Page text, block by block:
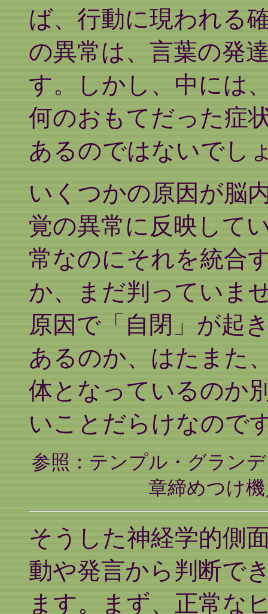
ば、行動に現われる
の異常は、言葉の発
す。しかし、中には
何のおもてだった症
あるのではないでし
いくつかの原因が脳
覚の異常に反映して
常なのにそれを統合
か、まだ判っていま
原因で「自閉」が起
あるのか、はたまた
体となっているのか
いことだらけなので
参照：テンプル・グラン
章締めつけ
そうした神経学的側
動や発言から判断で
ます。まず、正常な